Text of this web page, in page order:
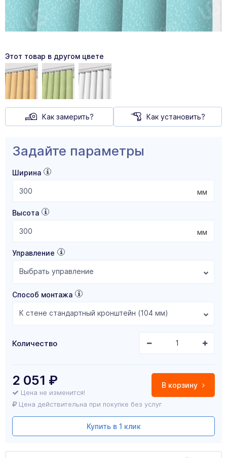
Этот товар в другом цвете
Как замерить? Как установить?
Задайте параметры
Ширина
мм
Высота
мм
Управление
Выбрать управление
Способ монтажа
К стене стандартный кронштейн (104 мм)
Количество
В корзину
2 051 ₽
Цена не изменится!
Цена действительна при покупке без услуг
Купить в 1 клик